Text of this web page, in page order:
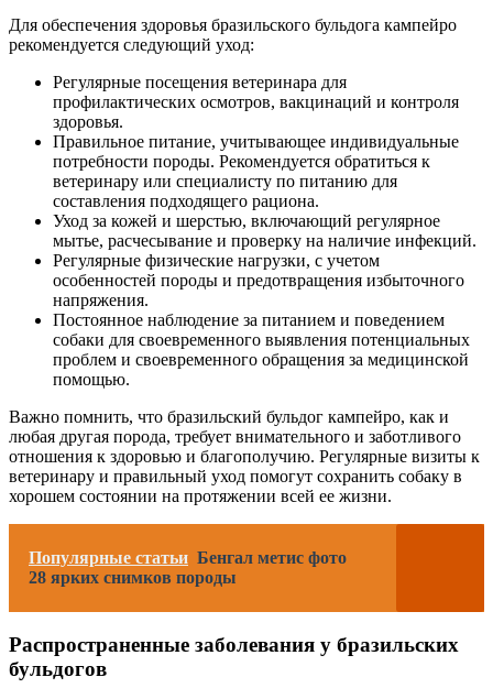
Для обеспечения здоровья бразильского бульдога кампейро
рекомендуется следующий уход:
Регулярные посещения ветеринара для
профилактических осмотров, вакцинаций и контроля
здоровья.
Правильное питание, учитывающее индивидуальные
потребности породы. Рекомендуется обратиться к
ветеринару или специалисту по питанию для
составления подходящего рациона.
Уход за кожей и шерстью, включающий регулярное
мытье, расчесывание и проверку на наличие инфекций.
Регулярные физические нагрузки, с учетом
особенностей породы и предотвращения избыточного
напряжения.
Постоянное наблюдение за питанием и поведением
собаки для своевременного выявления потенциальных
проблем и своевременного обращения за медицинской
помощью.
Важно помнить, что бразильский бульдог кампейро, как и
любая другая порода, требует внимательного и заботливого
отношения к здоровью и благополучию. Регулярные визиты к
ветеринару и правильный уход помогут сохранить собаку в
хорошем состоянии на протяжении всей ее жизни.
Популярные статьи Бенгал метис фото
28 ярких снимков породы
Распространенные заболевания у бразильских
бульдогов